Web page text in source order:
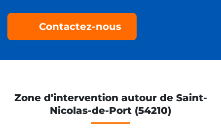
Contactez-nous
Zone d'intervention autour de Saint-
Nicolas-de-Port (54210)